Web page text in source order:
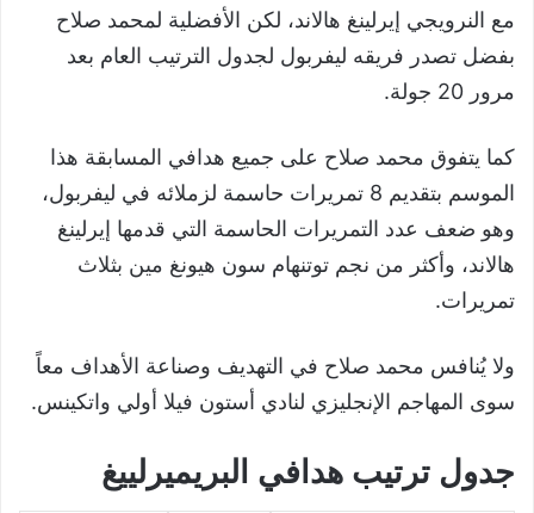
مع النرويجي إيرلينغ هالاند، لكن الأفضلية لمحمد صلاح
بفضل تصدر فريقه ليفربول لجدول الترتيب العام بعد
مرور 20 جولة.
كما يتفوق محمد صلاح على جميع هدافي المسابقة هذا
الموسم بتقديم 8 تمريرات حاسمة لزملائه في ليفربول،
وهو ضعف عدد التمريرات الحاسمة التي قدمها إيرلينغ
هالاند، وأكثر من نجم توتنهام سون هيونغ مين بثلاث
تمريرات.
ولا يُنافس محمد صلاح في التهديف وصناعة الأهداف معاً
سوى المهاجم الإنجليزي لنادي أستون فيلا أولي واتكينس.
جدول ترتيب هدافي البريميرلييغ